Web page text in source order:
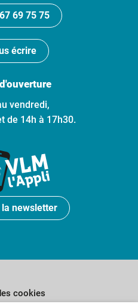
69 75 75
écrire
vendredi,
de 14h à 17h30.
newsletter
cookies